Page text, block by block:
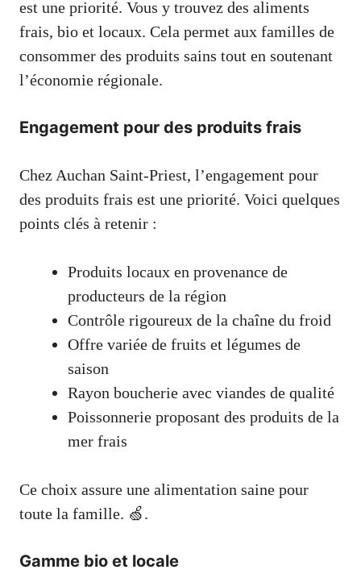
est une priorité. Vous y trouvez des aliments
frais, bio et locaux. Cela permet aux familles de
consommer des produits sains tout en soutenant
l’économie régionale.
Engagement pour des produits frais
Chez Auchan Saint-Priest, l’engagement pour
des produits frais est une priorité. Voici quelques
points clés à retenir :
Produits locaux en provenance de
producteurs de la région
Contrôle rigoureux de la chaîne du froid
Offre variée de fruits et légumes de
saison
Rayon boucherie avec viandes de qualité
Poissonnerie proposant des produits de la
mer frais
Ce choix assure une alimentation saine pour
toute la famille. 🍏.
Gamme bio et locale